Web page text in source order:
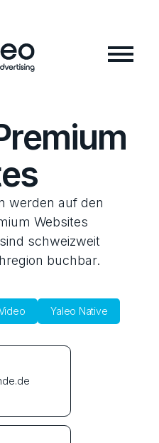
werden auf den
Websites
schweizweit
buchbar.
Yaleo Native